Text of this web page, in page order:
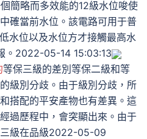
簡略而多效能的12級水位唆使
確當前水位。該電路可用于普
水位以及水位方才接觸最高水
。2022-05-14 15:03:13
等保三級的差別等保二級和等
級別分歧。由于級別分歧，所
搭配的平安產物也有差異。這
過歷程中，會突顯出來。由于
級在品級2022-05-09